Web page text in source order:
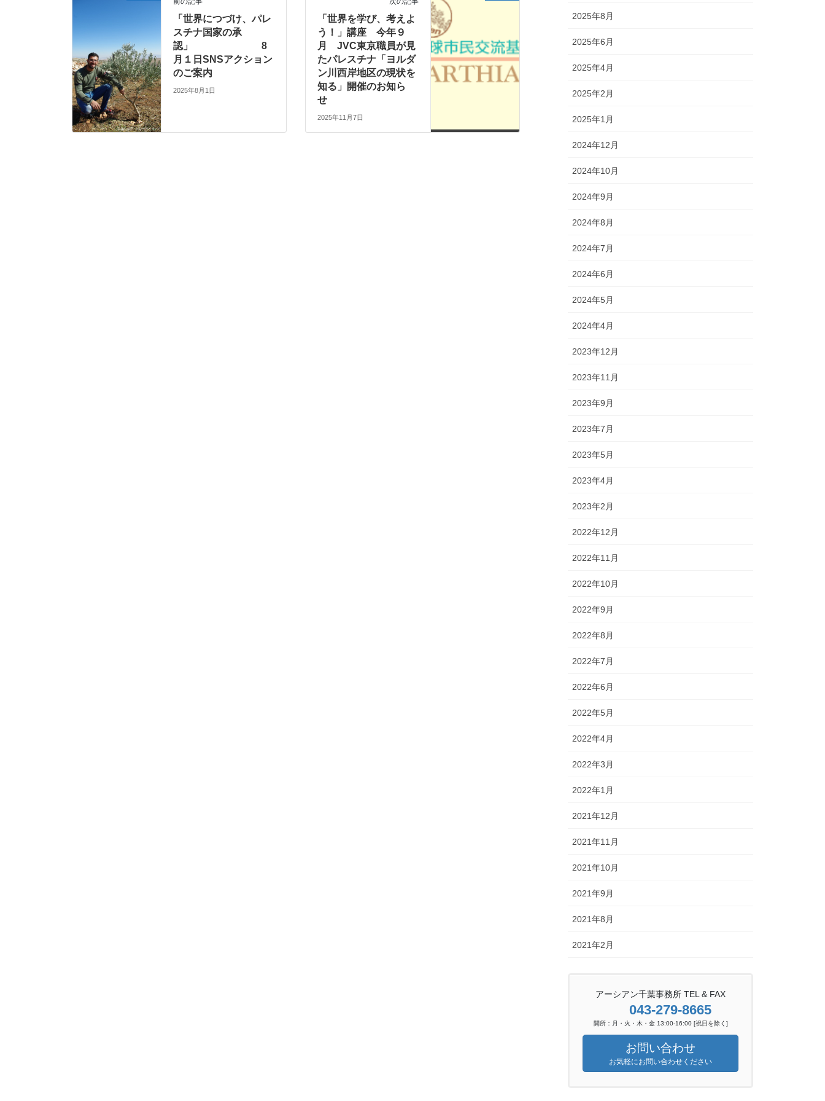
「世界につづけ、パレ
スチナ国家の承
認」 8
月１日SNSアクション
のご案内
2025年8月1日
「世界を学び、考えよ
う！」講座 今年９
月 JVC東京職員が見
たパレスチナ「ヨルダ
ン川西岸地区の現状を
知る」開催のお知ら
せ
2025年11月7日
2025年8月
2025年6月
2025年4月
2025年2月
2025年1月
2024年12月
2024年10月
2024年9月
2024年8月
2024年7月
2024年6月
2024年5月
2024年4月
2023年12月
2023年11月
2023年9月
2023年7月
2023年5月
2023年4月
2023年2月
2022年12月
2022年11月
2022年10月
2022年9月
2022年8月
2022年7月
2022年6月
2022年5月
2022年4月
2022年3月
2022年1月
2021年12月
2021年11月
2021年10月
2021年9月
2021年8月
2021年2月
アーシアン千葉事務所 TEL & FAX
043-279-8665
開所：月・火・木・金 13:00-16:00 [祝日を除く]
お問い合わせ
お気軽にお問い合わせください